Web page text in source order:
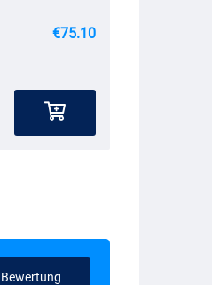
€75.10